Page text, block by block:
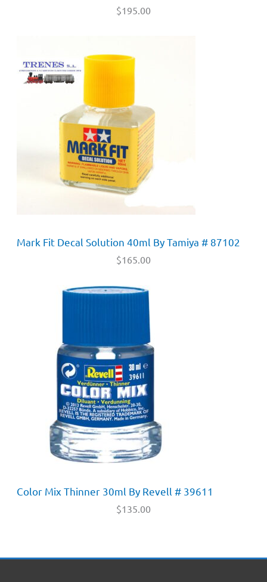
$195.00
Mark Fit Decal Solution 40ml By Tamiya # 87102
$165.00
Color Mix Thinner 30ml By Revell # 39611
$135.00